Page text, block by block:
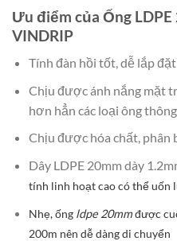
Ưu điểm của Ống
VINDRIP
Tính đàn hồi tốt, dễ lắp đặt
Chịu được ánh nắng mặt
hơn hẳn các loại ông
Chịu được hóa chất, phân
Dây LDPE 20mm dày
tính linh hoạt cao có thể uốn
Nhẹ, ống ldpe 20mmđược
200m nên dễ dàng di chuyển